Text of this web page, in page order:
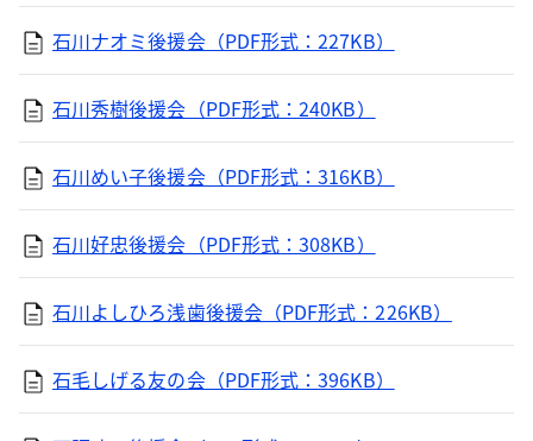
石川ナオミ後援会（PDF形式：227KB）
石川秀樹後援会（PDF形式：240KB）
石川めい子後援会（PDF形式：316KB）
石川好忠後援会（PDF形式：308KB）
石川よしひろ浅歯後援会（PDF形式：226KB）
石毛しげる友の会（PDF形式：396KB）